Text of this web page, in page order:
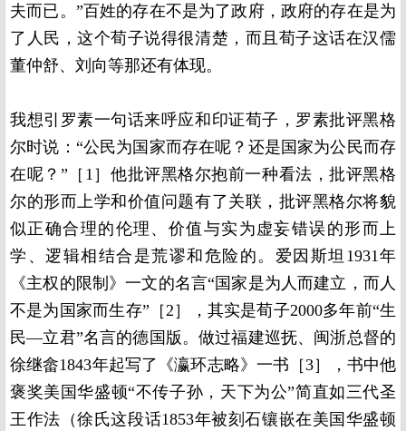
夫而已。”百姓的存在不是为了政府，政府的存在是为
了人民，这个荀子说得很清楚，而且荀子这话在汉儒
董仲舒、刘向等那还有体现。
我想引罗素一句话来呼应和印证荀子，罗素批评黑格
尔时说：“公民为国家而存在呢？还是国家为公民而存
在呢？”［1］他批评黑格尔抱前一种看法，批评黑格
尔的形而上学和价值问题有了关联，批评黑格尔将貌
似正确合理的伦理、价值与实为虚妄错误的形而上
学、逻辑相结合是荒谬和危险的。爱因斯坦1931年
《主权的限制》一文的名言“国家是为人而建立，而人
不是为国家而生存”［2］，其实是荀子2000多年前“生
民—立君”名言的德国版。做过福建巡抚、闽浙总督的
徐继畲1843年起写了《瀛环志略》一书［3］，书中他
褒奖美国华盛顿“不传子孙，天下为公”简直如三代圣
王作法（徐氏这段话1853年被刻石镶嵌在美国华盛顿